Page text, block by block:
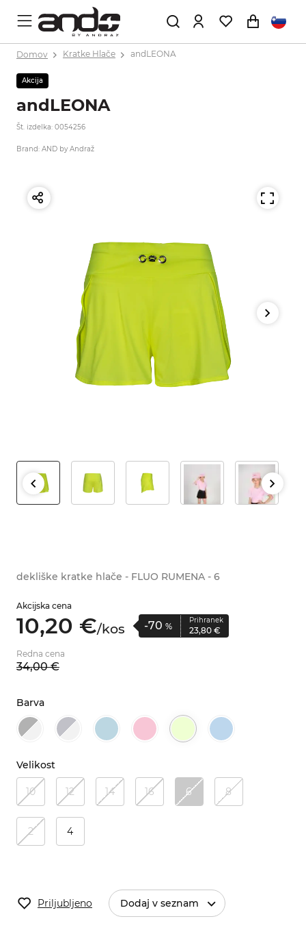
Domov Kratke Hlače andLEONA
Akcija
andLEONA
Št. izdelka: 0054256
Brand: AND by Andraž
dekliške kratke hlače - FLUO RUMENA - 6
Akcijska cena
10,20 €/kos -70 %
Prihranek
23,80 €
Redna cena
34,00 €
Barva
Velikost
10 12 14 16 6 8
2 4
Priljubljeno Dodaj v seznam